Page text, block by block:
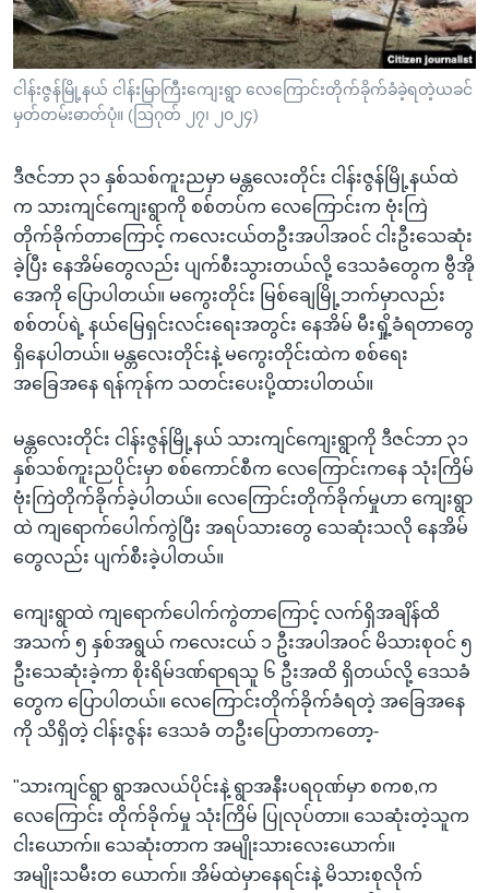
ကျော်
ကြည့်
ရန်
ရှာဖွေ
ရန်
သို့
ကျော်
ရန်
ဘာသာစကားများ
ငါန်းဇွန်မြို့နယ် ငါန်းမြာကြီးကျေးရွာ လေကြောင်းတိုက်ခိုက်ခံခဲ့ရတဲ့ယခင်
မှတ်တမ်းဓာတ်ပုံ။ (ဩဂုတ် ၂၇၊ ၂၀၂၄)
ဒီဇင်ဘာ ၃၁ နှစ်သစ်ကူးညမှာ မန္တလေးတိုင်း ငါန်းဇွန်မြို့နယ်ထဲ
က သားကျင်ကျေးရွာကို စစ်တပ်က လေကြောင်းက ဗုံးကြဲ
တိုက်ခိုက်တာကြောင့် ကလေးငယ်တဦးအပါအဝင် ငါးဦးသေဆုံး
ခဲ့ပြီး နေအိမ်တွေလည်း ပျက်စီးသွားတယ်လို့ ဒေသခံတွေက ဗွီအို
အေကို ပြောပါတယ်။ မကွေးတိုင်း မြစ်ချေမြို့ဘက်မှာလည်း
စစ်တပ်ရဲ့ နယ်မြေရှင်းလင်းရေးအတွင်း နေအိမ် မီးရှို့ခံရတာတွေ
ရှိနေပါတယ်။ မန္တလေးတိုင်းနဲ့ မကွေးတိုင်းထဲက စစ်ရေး
အခြေအနေ ရန်ကုန်က သတင်းပေးပို့ထားပါတယ်။
မန္တလေးတိုင်း ငါန်းဇွန်မြို့နယ် သားကျင်ကျေးရွာကို ဒီဇင်ဘာ ၃၁
နှစ်သစ်ကူးညပိုင်းမှာ စစ်ကောင်စီက လေကြောင်းကနေ သုံးကြိမ်
ဗုံးကြဲတိုက်ခိုက်ခဲ့ပါတယ်။ လေကြောင်းတိုက်ခိုက်မှုဟာ ကျေးရွာ
ထဲ ကျရောက်ပေါက်ကွဲပြီး အရပ်သားတွေ သေဆုံးသလို နေအိမ်
တွေလည်း ပျက်စီးခဲ့ပါတယ်။
ကျေးရွာထဲ ကျရောက်ပေါက်ကွဲတာကြောင့် လက်ရှိအချိန်ထိ
အသက် ၅ နှစ်အရွယ် ကလေးငယ် ၁ ဦးအပါအဝင် မိသားစုဝင် ၅
ဦးသေဆုံးခဲ့ကာ စိုးရိမ်ဒဏ်ရာရသူ ၆ ဦးအထိ ရှိတယ်လို့ ဒေသခံ
တွေက ပြောပါတယ်။ လေကြောင်းတိုက်ခိုက်ခံရတဲ့ အခြေအနေ
ကို သိရှိတဲ့ ငါန်းဇွန်း ဒေသခံ တဦးပြောတာကတော့-
"သားကျင်ရွာ ရွာအလယ်ပိုင်းနဲ့ ရွာအနီးပရဝုဏ်မှာ စကစ,က
လေကြောင်း တိုက်ခိုက်မှု သုံးကြိမ် ပြုလုပ်တာ။ သေဆုံးတဲ့သူက
ငါးယောက်။ သေဆုံးတာက အမျိုးသားလေးယောက်။
အမျိုးသမီးတ ယောက်။ အိမ်ထဲမှာနေရင်းနဲ့ မိသားစုလိုက်